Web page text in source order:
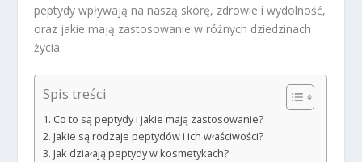
peptydy wpływają na naszą skórę, zdrowie i wydolność,
oraz jakie mają zastosowanie w różnych dziedzinach
życia.
Spis treści
Co to są peptydy i jakie mają zastosowanie?
Jakie są rodzaje peptydów i ich właściwości?
Jak działają peptydy w kosmetykach?